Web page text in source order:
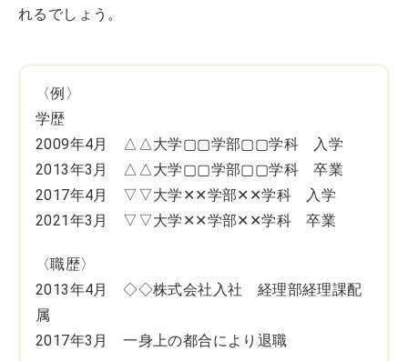
れるでしょう。
〈例〉
学歴
2009年4月 △△大学▢▢学部▢▢学科 入学
2013年3月 △△大学▢▢学部▢▢学科 卒業
2017年4月 ▽▽大学✕✕学部✕✕学科 入学
2021年3月 ▽▽大学✕✕学部✕✕学科 卒業
〈職歴〉
2013年4月 ◇◇株式会社入社 経理部経理課配
属
2017年3月 一身上の都合により退職